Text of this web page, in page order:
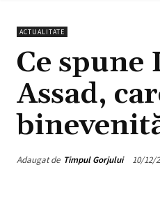
ACTUALITATE
Ce
Assad,
Adaugat de Timpul Gorjului 10/12/